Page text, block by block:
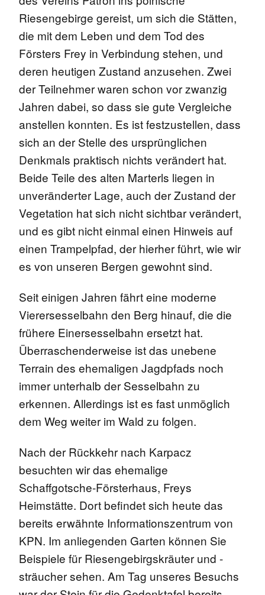
Riesengebirge gereist, um sich die Stätten,
die mit dem Leben und dem Tod des
Försters Frey in Verbindung stehen, und
deren heutigen Zustand anzusehen. Zwei
der Teilnehmer waren schon vor zwanzig
Jahren dabei, so dass sie gute Vergleiche
anstellen konnten. Es ist festzustellen, dass
sich an der Stelle des ursprünglichen
Denkmals praktisch nichts verändert hat.
Beide Teile des alten Marterls liegen in
unveränderter Lage, auch der Zustand der
Vegetation hat sich nicht sichtbar verändert,
und es gibt nicht einmal einen Hinweis auf
einen Trampelpfad, der hierher führt, wie wir
es von unseren Bergen gewohnt sind.
Seit einigen Jahren fährt eine moderne
Vierersesselbahn den Berg hinauf, die die
frühere Einersesselbahn ersetzt hat.
Überraschenderweise ist das unebene
Terrain des ehemaligen Jagdpfads noch
immer unterhalb der Sesselbahn zu
erkennen. Allerdings ist es fast unmöglich
dem Weg weiter im Wald zu folgen.
Nach der Rückkehr nach Karpacz
besuchten wir das ehemalige
Schaffgotsche-Försterhaus, Freys
Heimstätte. Dort befindet sich heute das
bereits erwähnte Informationszentrum von
KPN. Im anliegenden Garten können Sie
Beispiele für Riesengebirgskräuter und -
sträucher sehen. Am Tag unseres Besuchs